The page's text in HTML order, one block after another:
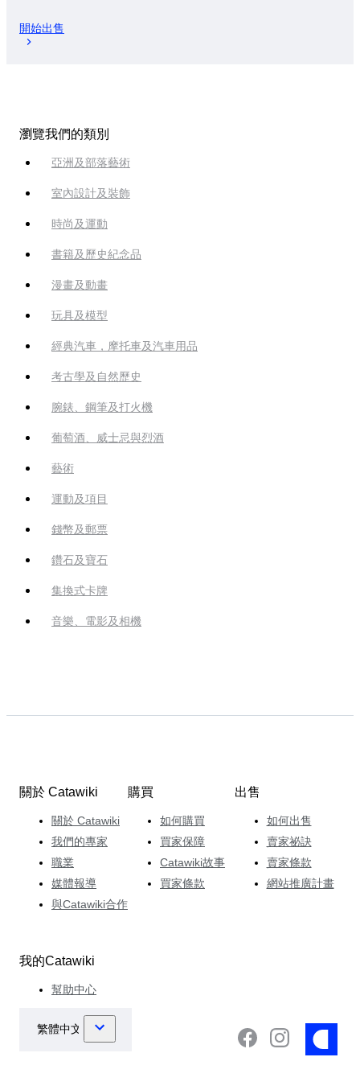
開始出售
瀏覽我們的類別
亞洲及部落藝術
室內設計及裝飾
時尚及運動
書籍及歷史紀念品
漫畫及動畫
玩具及模型
經典汽車，摩托車及汽車用品
考古學及自然歷史
腕錶、鋼筆及打火機
葡萄酒、威士忌與烈酒
藝術
運動及項目
錢幣及郵票
鑽石及寶石
集換式卡牌
音樂、電影及相機
關於 Catawiki
關於 Catawiki
我們的專家
職業
媒體報導
與Catawiki合作
購買
如何購買
買家保障
Catawiki故事
買家條款
出售
如何出售
賣家祕訣
賣家條款
網站推廣計畫
我的Catawiki
幫助中心